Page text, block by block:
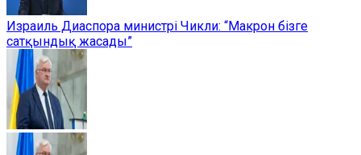
Израиль Диаспора министрі Чикли: “Макрон бізге
сатқындық жасады”